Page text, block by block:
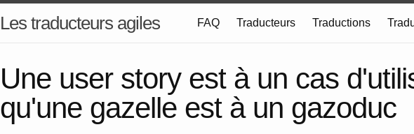
Les traducteurs agiles FAQ Traducteurs Traductions
Une user story est à un cas
qu'une gazelle est à un gazoduc